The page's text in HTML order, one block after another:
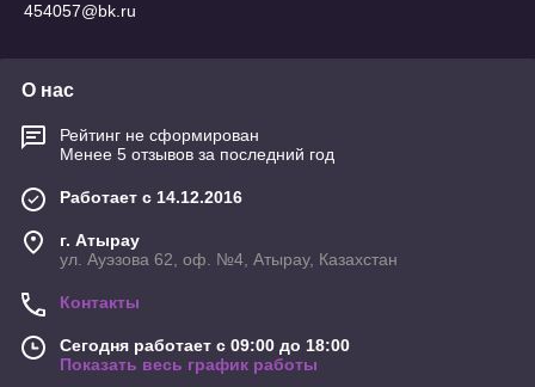
454057@bk.ru
О нас
Рейтинг не сформирован
Менее 5 отзывов за последний год
Работает с 14.12.2016
г. Атырау
ул. Ауэзова 62, оф. №4, Атырау, Казахстан
Контакты
Сегодня работает с 09:00 до 18:00
Показать весь график работы